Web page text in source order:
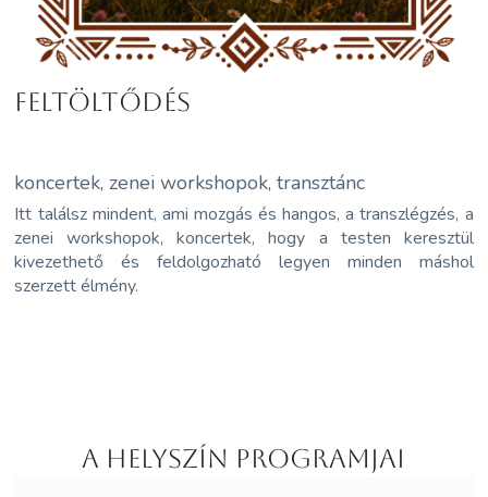
FELTÖLTŐDÉS
koncertek, zenei workshopok, transztánc
Itt találsz mindent, ami mozgás és hangos, a transzlégzés, a
zenei workshopok, koncertek, hogy a testen keresztül
kivezethető és feldolgozható legyen minden máshol
szerzett élmény.
A helyszín programjai